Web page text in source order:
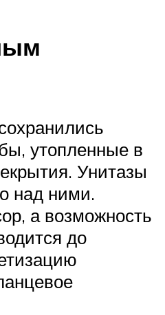
утопленные в
Унитазы
над ними.
а возможность
до